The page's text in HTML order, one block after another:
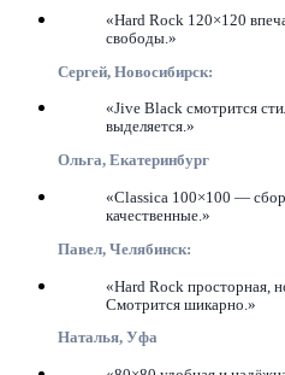
«Hard Rock 120×120
свободы.»
Сергей, Новосибирск:
«Jive Black смотрится
выделяется.»
Ольга, Екатеринбург
«Classica 100×100 —
качественные.»
Павел, Челябинск:
«Hard Rock просторная,
Смотрится шикарно.»
Наталья, Уфа